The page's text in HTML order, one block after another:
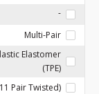
-
Multi-Pair
Elastomer
(TPE)
Pair Twisted)